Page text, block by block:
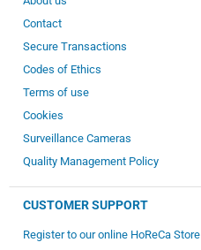
Contact
Secure Transactions
Codes of Ethics
Terms of use
Cookies
Surveillance Cameras
Quality Management Policy
CUSTOMER SUPPORT
Register to our online HoReCa Store